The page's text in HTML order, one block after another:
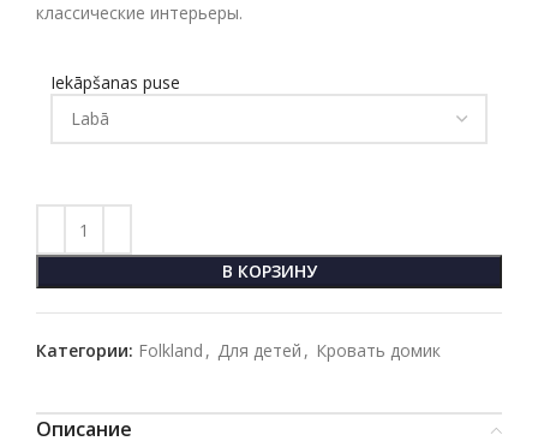
классические интерьеры.
Iekāpšanas puse
В КОРЗИНУ
Категории: Folkland , Для детей , Кровать домик
Описание